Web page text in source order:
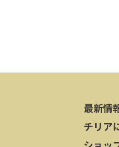
最新情
チリア